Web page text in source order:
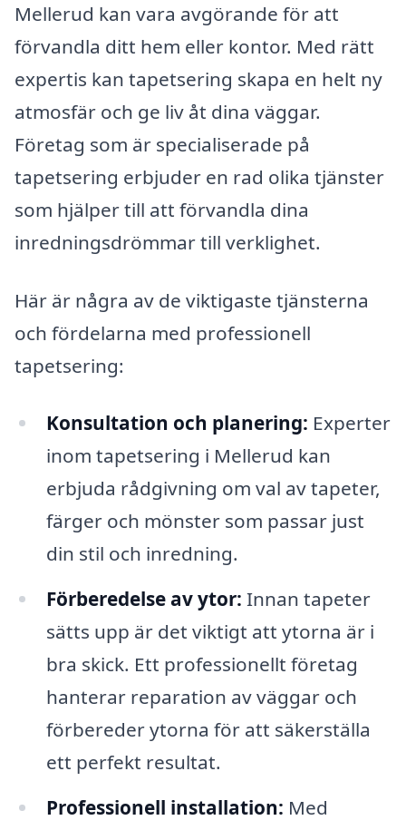
Mellerud kan vara avgörande för att
förvandla ditt hem eller kontor. Med rätt
expertis kan tapetsering skapa en helt ny
atmosfär och ge liv åt dina väggar.
Företag som är specialiserade på
tapetsering erbjuder en rad olika tjänster
som hjälper till att förvandla dina
inredningsdrömmar till verklighet.
Här är några av de viktigaste tjänsterna
och fördelarna med professionell
tapetsering:
Konsultation och planering: Experter
inom tapetsering i Mellerud kan
erbjuda rådgivning om val av tapeter,
färger och mönster som passar just
din stil och inredning.
Förberedelse av ytor: Innan tapeter
sätts upp är det viktigt att ytorna är i
bra skick. Ett professionellt företag
hanterar reparation av väggar och
förbereder ytorna för att säkerställa
ett perfekt resultat.
Professionell installation: Med